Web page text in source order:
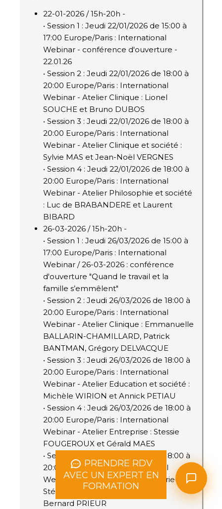
PRENDRE RDV
AVEC UN EXPERT EN
FORMATION
22-01-2026 / 15h-20h -
• Session 1 : Jeudi 22/01/2026 de 15:00 à
17:00 Europe/Paris : International
Webinar - conférence d'ouverture -
22.01.26
• Session 2 : Jeudi 22/01/2026 de 18:00 à
20:00 Europe/Paris : International
Webinar - Atelier Clinique : Lionel
SOUCHE et Bruno DUBOS
• Session 3 : Jeudi 22/01/2026 de 18:00 à
20:00 Europe/Paris : International
Webinar - Atelier Clinique et société :
Sylvie MAS et Jean-Noël VERGNES
• Session 4 : Jeudi 22/01/2026 de 18:00 à
20:00 Europe/Paris : International
Webinar - Atelier Philosophie et société
: Luc de BRABANDERE et Laurent
BIBARD
26-03-2026 / 15h-20h -
• Session 1 : Jeudi 26/03/2026 de 15:00 à
17:00 Europe/Paris : International
Webinar / 26-03-2026 : conférence
d'ouverture "Quand le travail et la
famille s’emmêlent"
• Session 2 : Jeudi 26/03/2026 de 18:00 à
20:00 Europe/Paris : International
Webinar - Atelier Clinique : Emmanuelle
BALLARIN-CHAMILLARD, Patrick
BANTMAN, Grégory DELVACQUE
• Session 3 : Jeudi 26/03/2026 de 18:00 à
20:00 Europe/Paris : International
Webinar - Atelier Education et société :
Michèle WIRION et Annick PETIAU
• Session 4 : Jeudi 26/03/2026 de 18:00 à
20:00 Europe/Paris : International
Webinar - Atelier Entreprise : Stessie
FOUGEROUX et Gérald MAES
• Session 5 : Jeudi 26/03/2026 de 18:00 à
20:00 Europe/Paris : International
Webinar - Atelier Entreprise : Marie-
Stéphanie REMINIAC-BRACQ et
Bernard PRIEUR